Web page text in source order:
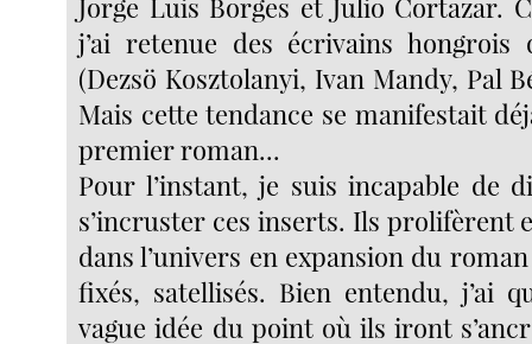
j’ai retenue des écrivains hongrois
(Dezsö Kosztolanyi, Ivan Mandy, Pal
Mais cette tendance se manifestait
premier roman...
Pour l’instant, je suis incapable de
s’incruster ces inserts. Ils prolifèrent
dans l’univers en expansion du
fixés, satellisés. Bien entendu, j’ai
vague idée du point où ils iront